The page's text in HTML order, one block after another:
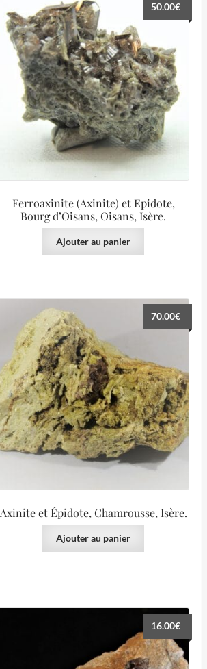
Ferroaxinite (Axinite) et Epidote,
Bourg d’Oisans, Oisans, Isère.
50.00€
Ajouter au panier
Axinite et Épidote, Chamrousse, Isère.
70.00€
Ajouter au panier
16.00€